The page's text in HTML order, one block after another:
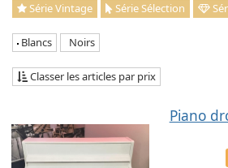
Série Vintage Série Sélection
Blancs Noirs
Classer les articles par prix
Piano